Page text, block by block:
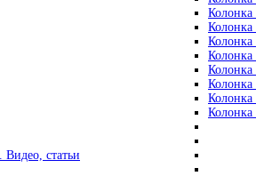
Колонка
Колонка
Колонка
Колонка
Колонка
Колонка
Колонка
Колонка
статьи